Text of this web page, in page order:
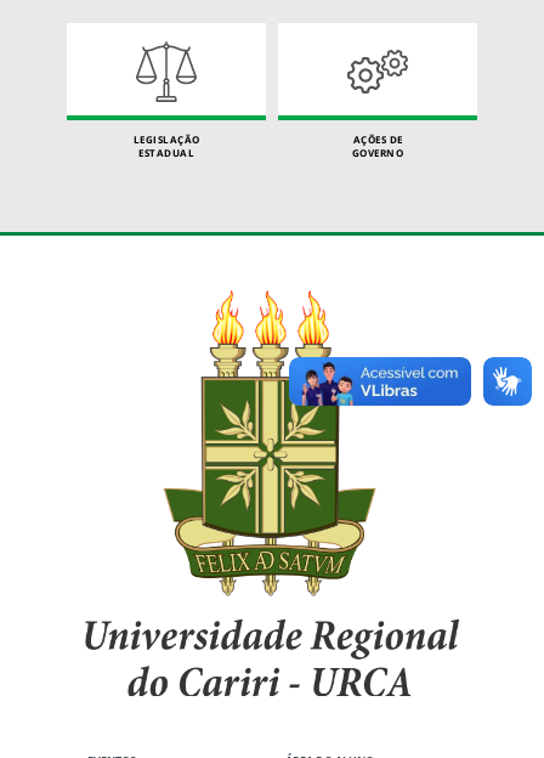
LEGISLAÇÃO
ESTADUAL
AÇÕES DE
GOVERNO